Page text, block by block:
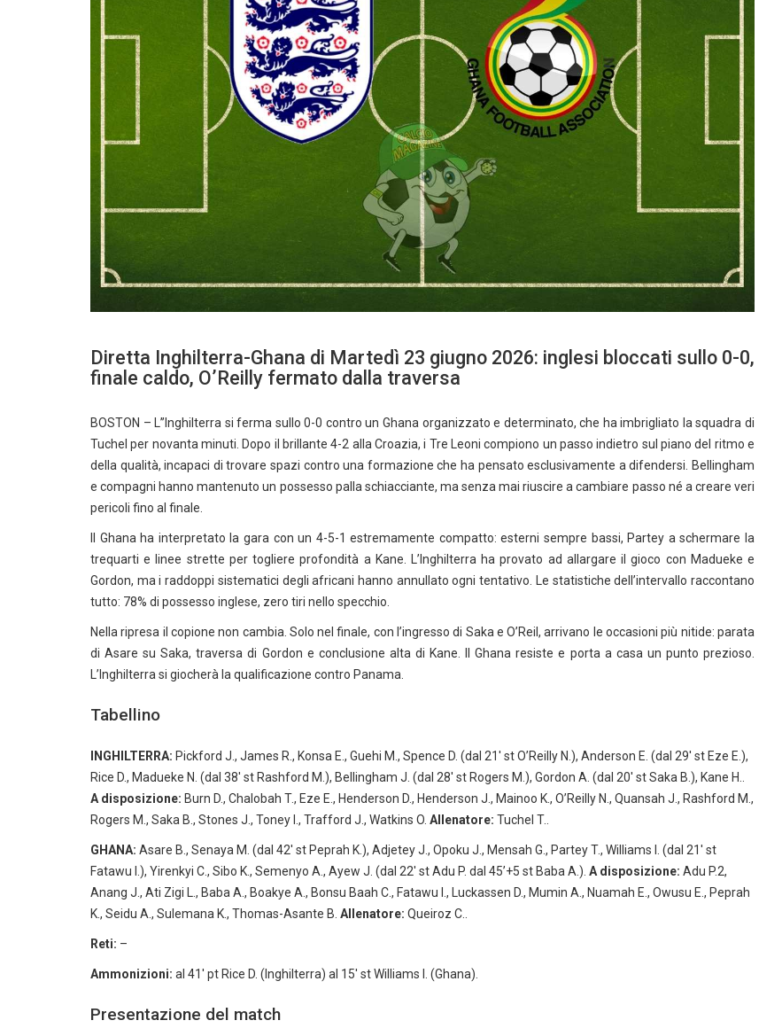
Diretta Inghilterra-Ghana di Martedì 23 giugno 2026: inglesi bloccati sullo 0-0,
finale caldo, O’Reilly fermato dalla traversa
BOSTON – L’’Inghilterra si ferma sullo 0-0 contro un Ghana organizzato e determinato, che ha imbrigliato la squadra di
Tuchel per novanta minuti. Dopo il brillante 4-2 alla Croazia, i Tre Leoni compiono un passo indietro sul piano del ritmo e
della qualità, incapaci di trovare spazi contro una formazione che ha pensato esclusivamente a difendersi. Bellingham
e compagni hanno mantenuto un possesso palla schiacciante, ma senza mai riuscire a cambiare passo né a creare veri
pericoli fino al finale.
Il Ghana ha interpretato la gara con un 4-5-1 estremamente compatto: esterni sempre bassi, Partey a schermare la
trequarti e linee strette per togliere profondità a Kane. L’Inghilterra ha provato ad allargare il gioco con Madueke e
Gordon, ma i raddoppi sistematici degli africani hanno annullato ogni tentativo. Le statistiche dell’intervallo raccontano
tutto: 78% di possesso inglese, zero tiri nello specchio.
Nella ripresa il copione non cambia. Solo nel finale, con l’ingresso di Saka e O’Reil, arrivano le occasioni più nitide: parata
di Asare su Saka, traversa di Gordon e conclusione alta di Kane. Il Ghana resiste e porta a casa un punto prezioso.
L’Inghilterra si giocherà la qualificazione contro Panama.
Tabellino
INGHILTERRA: Pickford J., James R., Konsa E., Guehi M., Spence D. (dal 21′ st O’Reilly N.), Anderson E. (dal 29′ st Eze E.),
Rice D., Madueke N. (dal 38′ st Rashford M.), Bellingham J. (dal 28′ st Rogers M.), Gordon A. (dal 20′ st Saka B.), Kane H..
A disposizione: Burn D., Chalobah T., Eze E., Henderson D., Henderson J., Mainoo K., O’Reilly N., Quansah J., Rashford M.,
Rogers M., Saka B., Stones J., Toney I., Trafford J., Watkins O. Allenatore: Tuchel T..
GHANA: Asare B., Senaya M. (dal 42′ st Peprah K.), Adjetey J., Opoku J., Mensah G., Partey T., Williams I. (dal 21′ st
Fatawu I.), Yirenkyi C., Sibo K., Semenyo A., Ayew J. (dal 22′ st Adu P. dal 45’+5 st Baba A.). A disposizione: Adu P.2,
Anang J., Ati Zigi L., Baba A., Boakye A., Bonsu Baah C., Fatawu I., Luckassen D., Mumin A., Nuamah E., Owusu E., Peprah
K., Seidu A., Sulemana K., Thomas-Asante B. Allenatore: Queiroz C..
Reti: –
Ammonizioni: al 41′ pt Rice D. (Inghilterra) al 15′ st Williams I. (Ghana).
Presentazione del match